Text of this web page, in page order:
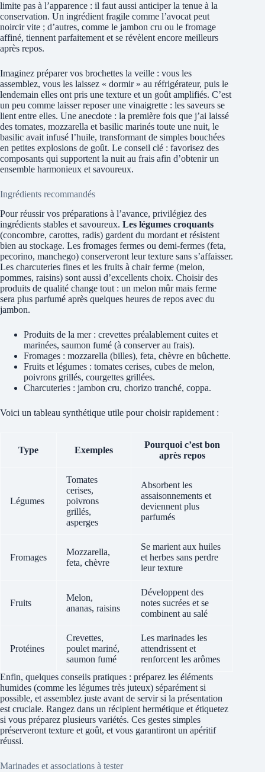
limite pas à l’apparence : il faut aussi anticiper la tenue à la
conservation. Un ingrédient fragile comme l’avocat peut
noircir vite ; d’autres, comme le jambon cru ou le fromage
affiné, tiennent parfaitement et se révèlent encore meilleurs
après repos.
Imaginez préparer vos brochettes la veille : vous les
assemblez, vous les laissez « dormir » au réfrigérateur, puis le
lendemain elles ont pris une texture et un goût amplifiés. C’est
un peu comme laisser reposer une vinaigrette : les saveurs se
lient entre elles. Une anecdote : la première fois que j’ai laissé
des tomates, mozzarella et basilic marinés toute une nuit, le
basilic avait infusé l’huile, transformant de simples bouchées
en petites explosions de goût. Le conseil clé : favorisez des
composants qui supportent la nuit au frais afin d’obtenir un
ensemble harmonieux et savoureux.
Ingrédients recommandés
Pour réussir vos préparations à l’avance, privilégiez des
ingrédients stables et savoureux. Les légumes croquants
(concombre, carottes, radis) gardent du mordant et résistent
bien au stockage. Les fromages fermes ou demi-fermes (feta,
pecorino, manchego) conserveront leur texture sans s’affaisser.
Les charcuteries fines et les fruits à chair ferme (melon,
pommes, raisins) sont aussi d’excellents choix. Choisir des
produits de qualité change tout : un melon mûr mais ferme
sera plus parfumé après quelques heures de repos avec du
jambon.
Produits de la mer : crevettes préalablement cuites et
marinées, saumon fumé (à conserver au frais).
Fromages : mozzarella (billes), feta, chèvre en bûchette.
Fruits et légumes : tomates cerises, cubes de melon,
poivrons grillés, courgettes grillées.
Charcuteries : jambon cru, chorizo tranché, coppa.
Voici un tableau synthétique utile pour choisir rapidement :
Type Exemples
Pourquoi c’est bon
après repos
Légumes
Tomates
cerises,
poivrons
grillés,
asperges
Absorbent les
assaisonnements et
deviennent plus
parfumés
Fromages
Mozzarella,
feta, chèvre
Se marient aux huiles
et herbes sans perdre
leur texture
Fruits
Melon,
ananas, raisins
Développent des
notes sucrées et se
combinent au salé
Protéines
Crevettes,
poulet mariné,
saumon fumé
Les marinades les
attendrissent et
renforcent les arômes
Enfin, quelques conseils pratiques : préparez les éléments
humides (comme les légumes très juteux) séparément si
possible, et assemblez juste avant de servir si la présentation
est cruciale. Rangez dans un récipient hermétique et étiquetez
si vous préparez plusieurs variétés. Ces gestes simples
préserveront texture et goût, et vous garantiront un apéritif
réussi.
Marinades et associations à tester